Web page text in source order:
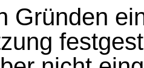
Gründen